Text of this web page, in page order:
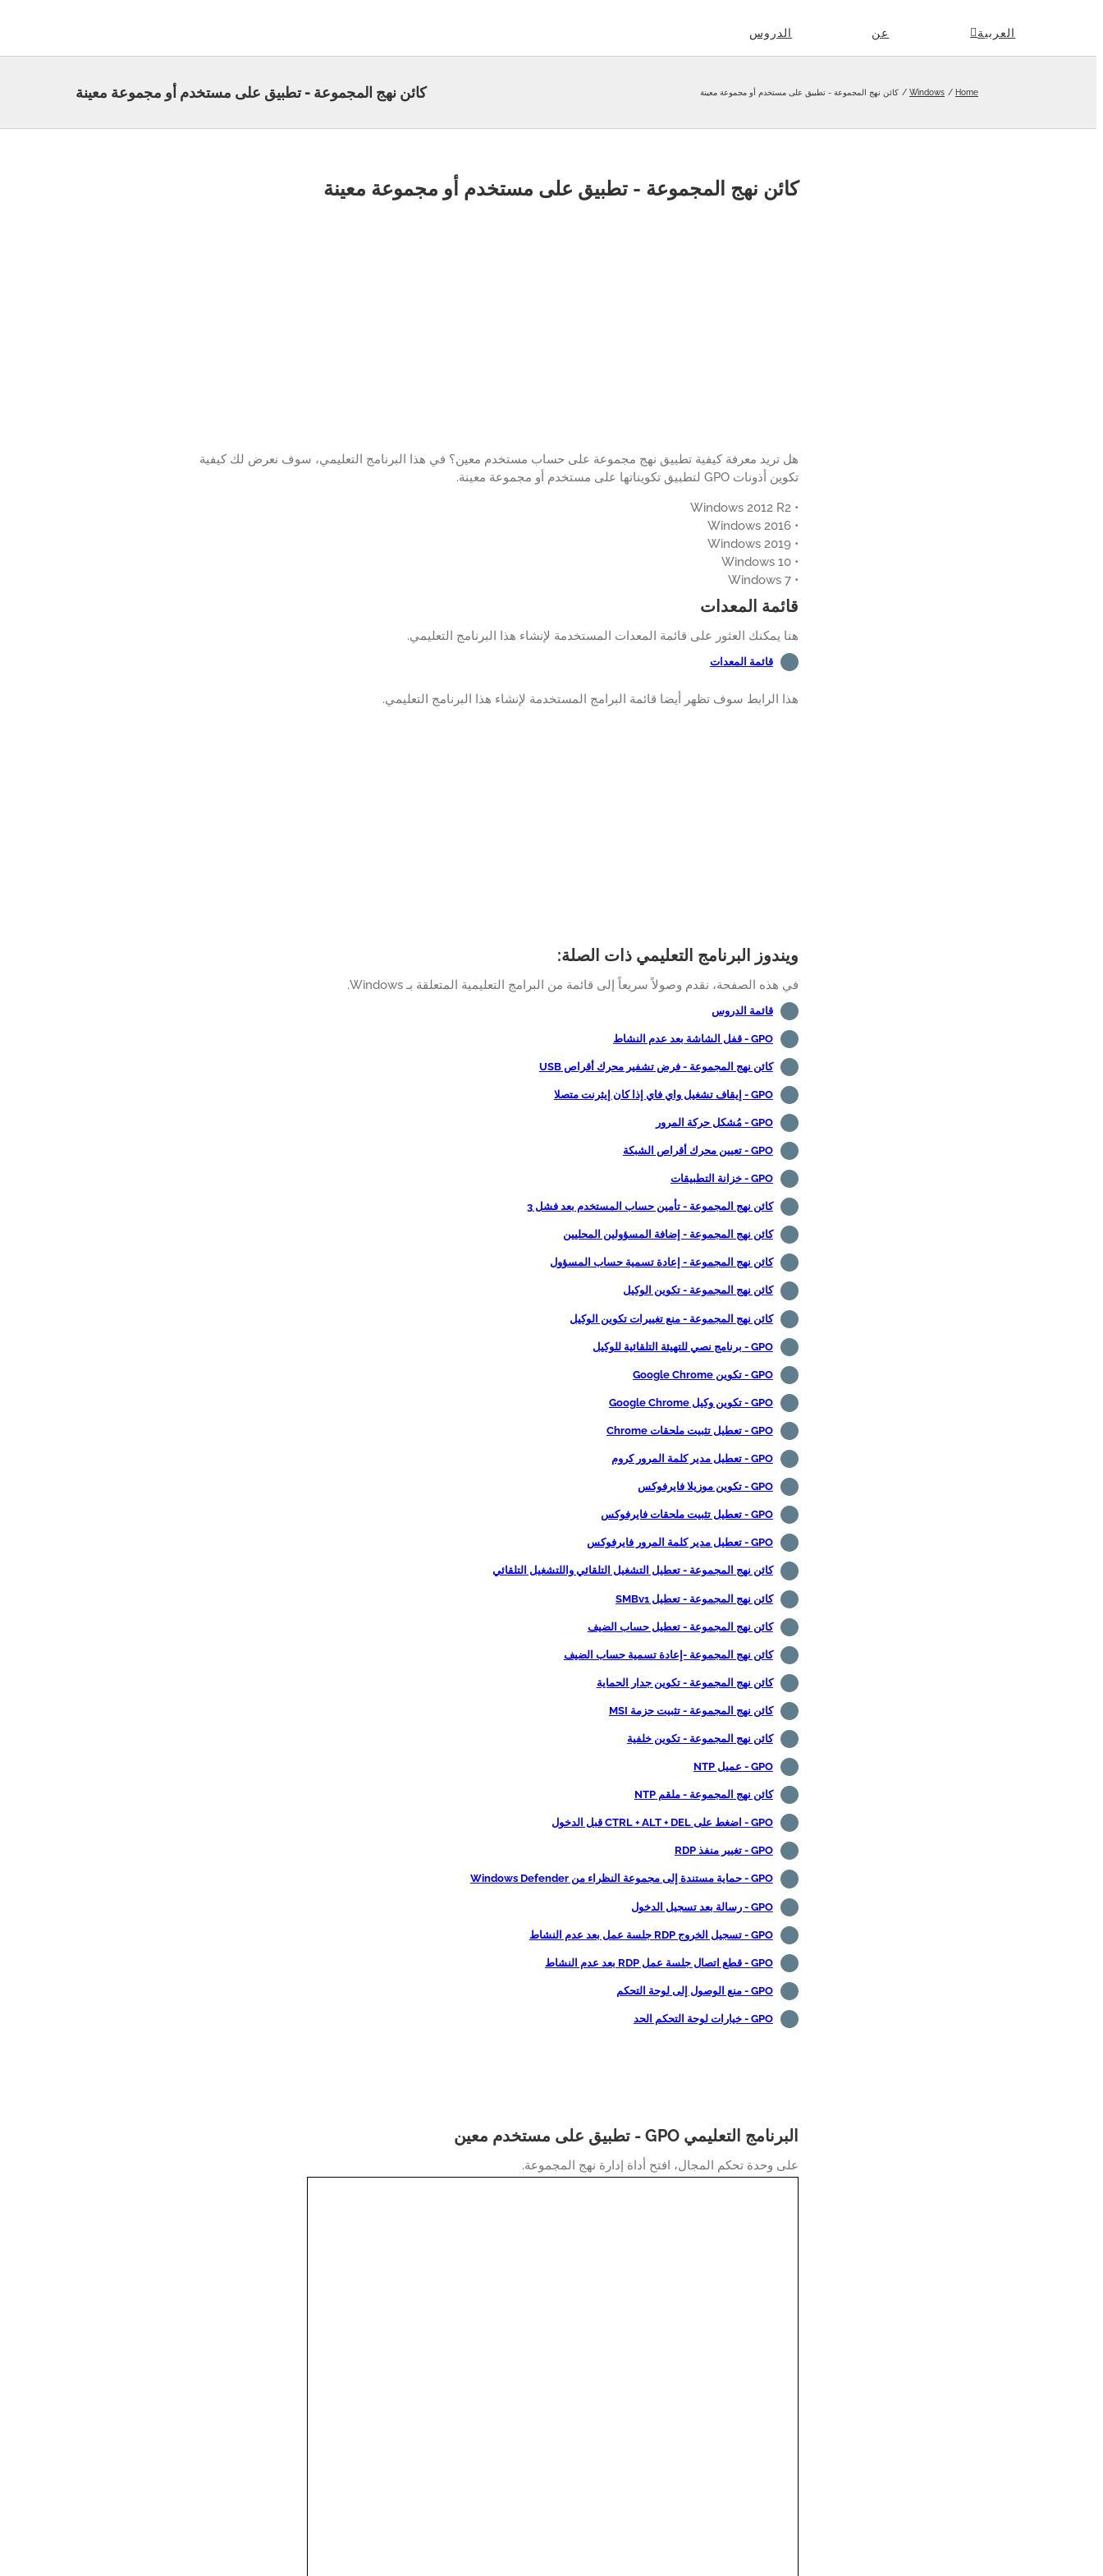
الدروس عن العربية
كائن نهج المجموعة - تطبيق على مستخدم أو مجموعة معينة Home
Windows كائن نهج المجموعة - تطبيق على مستخدم أو مجموعة معينة
كائن نهج المجموعة - تطبيق على مستخدم أو مجموعة معينة
هل تريد معرفة كيفية تطبيق نهج مجموعة على حساب مستخدم معين؟ في هذا البرنامج التعليمي، سوف نعرض لك كيفية
تكوين أذونات GPO لتطبيق تكويناتها على مستخدم أو مجموعة معينة.
• Windows 2012 R2
• Windows 2016
• Windows 2019
• Windows 10
• Windows 7
قائمة المعدات
هنا يمكنك العثور على قائمة المعدات المستخدمة لإنشاء هذا البرنامج التعليمي.
قائمة المعدات
هذا الرابط سوف تظهر أيضا قائمة البرامج المستخدمة لإنشاء هذا البرنامج التعليمي.
ويندوز البرنامج التعليمي ذات الصلة:
في هذه الصفحة، نقدم وصولاً سريعاً إلى قائمة من البرامج التعليمية المتعلقة بـ Windows.
قائمة الدروس
GPO - قفل الشاشة بعد عدم النشاط
كائن نهج المجموعة - فرض تشفير محرك أقراص USB
GPO - إيقاف تشغيل واي فاي إذا كان إيثرنت متصلا
GPO - مُشكل حركة المرور
GPO - تعيين محرك أقراص الشبكة
GPO - خزانة التطبيقات
كائن نهج المجموعة - تأمين حساب المستخدم بعد فشل 3
كائن نهج المجموعة - إضافة المسؤولين المحليين
كائن نهج المجموعة - إعادة تسمية حساب المسؤول
كائن نهج المجموعة - تكوين الوكيل
كائن نهج المجموعة - منع تغييرات تكوين الوكيل
GPO - برنامج نصي للتهيئة التلقائية للوكيل
GPO - تكوين Google Chrome
GPO - تكوين وكيل Google Chrome
GPO - تعطيل تثبيت ملحقات Chrome
GPO - تعطيل مدير كلمة المرور كروم
GPO - تكوين موزيلا فايرفوكس
GPO - تعطيل تثبيت ملحقات فايرفوكس
GPO - تعطيل مدير كلمة المرور فايرفوكس
كائن نهج المجموعة - تعطيل التشغيل التلقائي واللتشغيل التلقائي
كائن نهج المجموعة - تعطيل SMBv1
كائن نهج المجموعة - تعطيل حساب الضيف
كائن نهج المجموعة -إعادة تسمية حساب الضيف
كائن نهج المجموعة - تكوين جدار الحماية
كائن نهج المجموعة - تثبيت حزمة MSI
كائن نهج المجموعة - تكوين خلفية
GPO - عميل NTP
كائن نهج المجموعة - ملقم NTP
GPO - اضغط على CTRL + ALT + DEL قبل الدخول
GPO - تغيير منفذ RDP
GPO - حماية مستندة إلى مجموعة النظراء من Windows Defender
GPO - رسالة بعد تسجيل الدخول
GPO - تسجيل الخروج RDP جلسة عمل بعد عدم النشاط
GPO - قطع اتصال جلسة عمل RDP بعد عدم النشاط
GPO - منع الوصول إلى لوحة التحكم
GPO - خيارات لوحة التحكم الحد
البرنامج التعليمي GPO - تطبيق على مستخدم معين
على وحدة تحكم المجال، افتح أداة إدارة نهج المجموعة.